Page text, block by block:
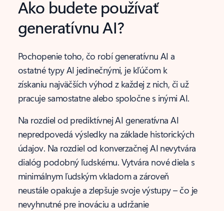
Ako budete používať
generatívnu AI?
Pochopenie toho, čo robí generatívnu AI a
ostatné typy AI jedinečnými, je kľúčom k
získaniu najväčších výhod z každej z nich, či už
pracuje samostatne alebo spoločne s inými AI.
Na rozdiel od prediktívnej AI generatívna AI
nepredpovedá výsledky na základe historických
údajov. Na rozdiel od konverzačnej AI nevytvára
dialóg podobný ľudskému. Vytvára nové diela s
minimálnym ľudským vkladom a zároveň
neustále opakuje a zlepšuje svoje výstupy – čo je
nevyhnutné pre inováciu a udržanie